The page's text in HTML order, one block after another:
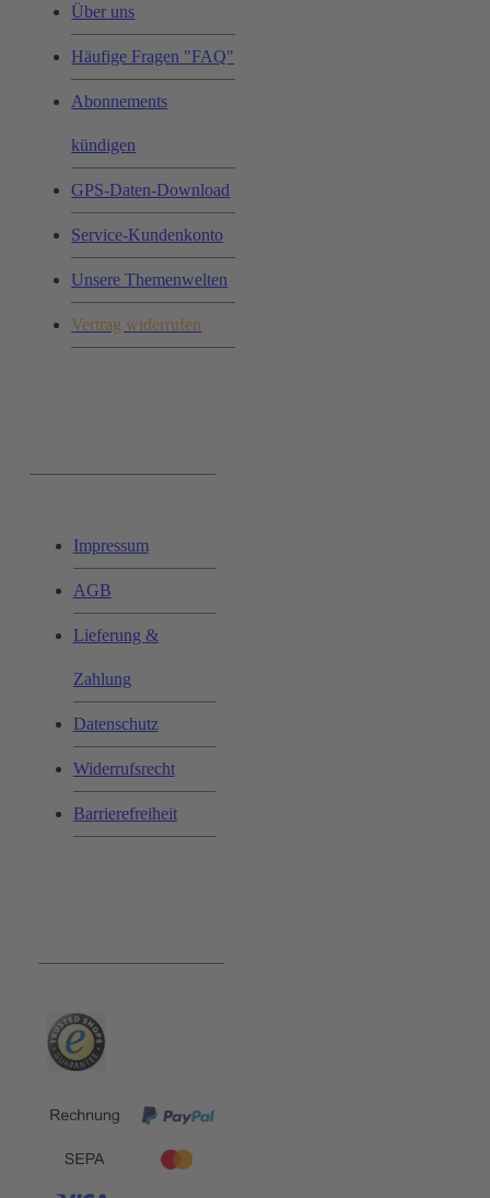
Über uns
Häufige Fragen "FAQ"
Abonnements
kündigen
GPS-Daten-Download
Service-Kundenkonto
Unsere Themenwelten
Vertrag widerrufen
Impressum
AGB
Lieferung &
Zahlung
Datenschutz
Widerrufsrecht
Barrierefreiheit